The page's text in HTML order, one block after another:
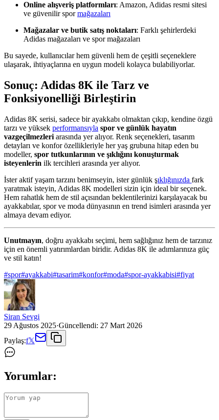
Online alışveriş platformları: Amazon, Adidas resmi sitesi
ve güvenilir spormağazaları
Mağazalar ve butik satış noktaları: Farklı şehirlerdeki
Adidas mağazaları ve spor mağazaları
Bu sayede, kullanıcılar hem güvenli hem de çeşitli seçeneklere
ulaşarak, ihtiyaçlarına en uygun modeli kolayca bulabiliyorlar.
Sonuç: Adidas 8K ile Tarz ve
Fonksiyonelliği Birleştirin
Adidas 8K serisi, sadece bir ayakkabı olmaktan çıkıp, kendine özgü
tarzı ve yüksek performansıyla spor ve günlük hayatın
vazgeçilmezleri arasında yer alıyor. Renk seçenekleri, tasarım
detayları ve konfor özellikleriyle her yaş grubuna hitap eden bu
modeller, spor tutkunlarının ve şıklığını konuşturmak
isteyenlerin ilk tercihleri arasında yer alıyor.
İster aktif yaşam tarzını benimseyin, ister günlük şıklığınızda fark
yaratmak isteyin, Adidas 8K modelleri sizin için ideal bir seçenek.
Hem rahatlık hem de stil açısından beklentilerinizi karşılayacak bu
ayakkabılar, spor ve moda dünyasının en trend isimleri arasında yer
almaya devam ediyor.
Unutmayın, doğru ayakkabı seçimi, hem sağlığınız hem de tarzınız
için en önemli yatırımlardan biridir. Adidas 8K ile adımlarınıza güç
ve stil katın!
#spor#ayakkabi#tasarim#konfor#moda#spor-ayakkabisi#fiyat
Siran Sevgi
29 Ağustos 2025·Güncellendi: 27 Mart 2026
Paylaş:f𝕏
Yorumlar: